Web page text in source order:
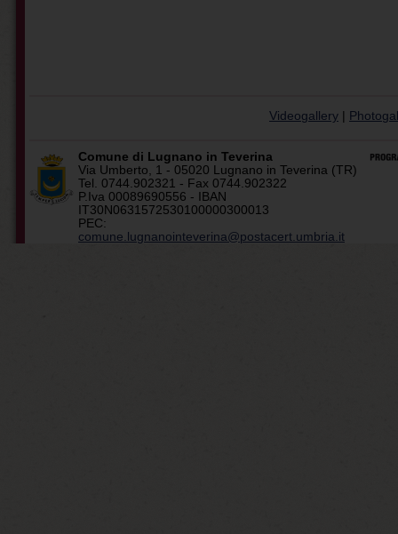
Videogallery
Comune di Lugnano in Teverina
Via Umberto, 1 - 05020 Lugnano in Teverina (TR)
Tel. 0744.902321 - Fax 0744.902322
P.Iva 00089690556 - IBAN
IT30N0631572530100000300013
PEC:
comune.lugnanointeverina@postacert.umbria.it